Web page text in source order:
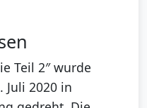
Teil 2″ wurde
Juli 2020 in